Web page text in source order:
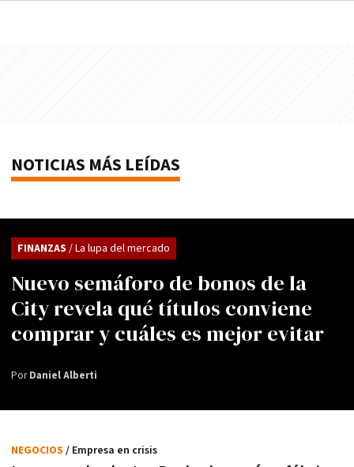
NOTICIAS MÁS LEÍDAS
Nuevo semáforo de bonos de la
City revela qué títulos conviene
comprar y cuáles es mejor evitar
FINANZAS / La lupa del mercado
PorDaniel Alberti
NEGOCIOS / Empresa en crisis